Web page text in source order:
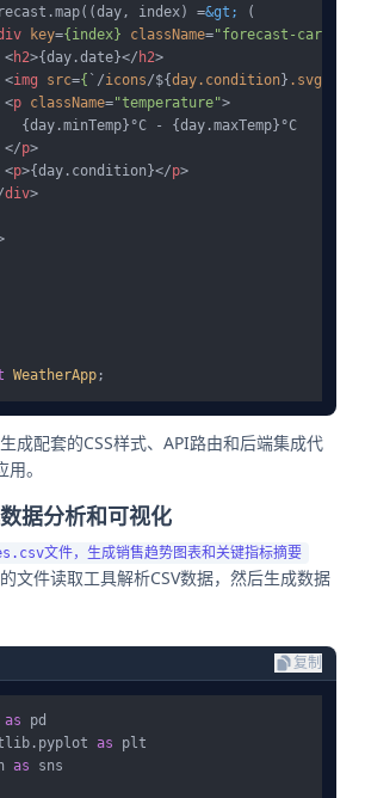
index) =
&gt;
(
key={index} className="forecast-card"
<h2>{day.date}</ h2>
<img src={ `/icons/${day.condition} .svg
<p className="temperature">
{day.minTemp}°C - {day.maxTemp}°C
</p>
<p>{day.condition}</p>
div>
WeatherApp
成配套的CSS样式、API路由和后端集成代
。
据分析和可视化
文件读取工具解析CSV数据，然后生成数据
复制
as
as
as sns